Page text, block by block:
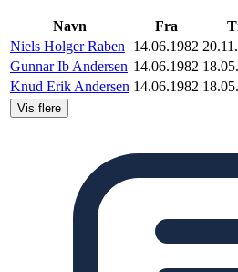
Navn Fra
Niels Holger Raben
14.06.1982
Gunnar Ib Andersen 14.06.1982
Knud Erik Andersen 14.06.1982
Vis flere